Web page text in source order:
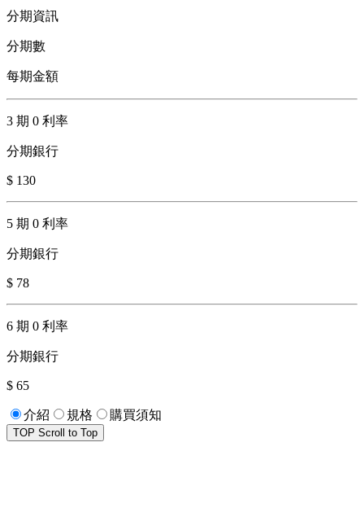
分期資訊
分期數
每期金額
3 期 0 利率
分期銀行
$ 130
5 期 0 利率
分期銀行
$ 78
6 期 0 利率
分期銀行
$ 65
介紹 規格 購買須知
TOP Scroll to Top